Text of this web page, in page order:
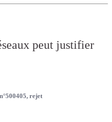
peut justifier
rejet